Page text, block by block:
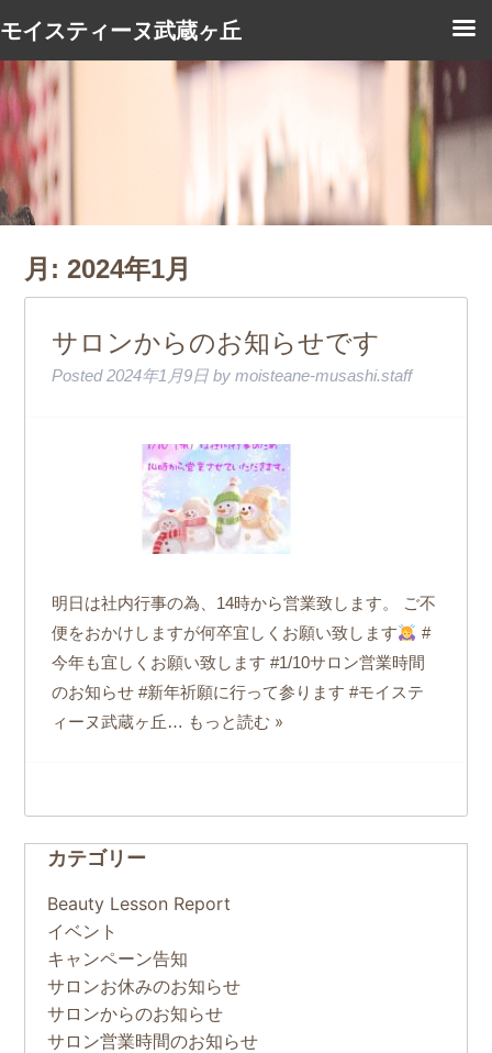
月:2024年1月
サロンからのお知らせです
Posted2024年1月9日 by moisteane-musashi.staff
明日は社内行事の為、14時から営業致します。 ご不
便をおかけしますが何卒宜しくお願い致します
#
今年も宜しくお願い致します #1/10サロン営業時間
のお知らせ #新年祈願に行って参ります #モイステ
ィーヌ武蔵ヶ丘… もっと読む »
カテゴリー
Beauty Lesson Report
イベント
キャンペーン告知
サロンお休みのお知らせ
サロンからのお知らせ
サロン営業時間のお知らせ
モイスティーヌ武蔵ヶ丘